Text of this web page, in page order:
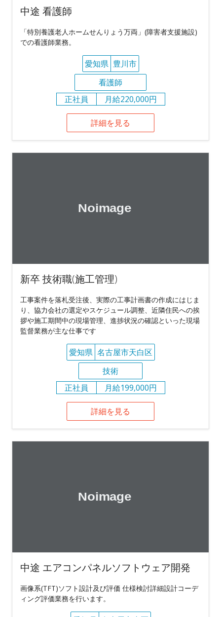
中途 看護師
「特別養護老人ホームせんりょう万両」(障害者支援施設)
での看護師業務。
愛知県 豊川市
看護師
正社員
月給220,000円
詳細を見る
新卒 技術職(施工管理)
工事案件を落札受注後、実際の工事計画書の作成にはじま
り、協力会社の選定やスケジュール調整、近隣住民への挨
拶や施工期間中の現場管理、進捗状況の確認といった現場
監督業務が主な仕事です
愛知県 名古屋市天白区
技術
正社員
月給199,000円
詳細を見る
中途 エアコンパネルソフトウェア開発
画像系(TFT)ソフト設計及び評価 仕様検討詳細設計コーデ
ィング評価業務を行います。